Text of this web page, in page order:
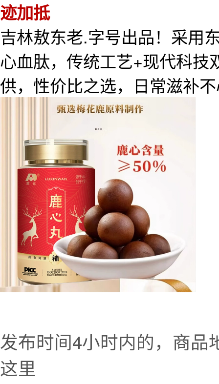
迹加抵
吉林敖东老.字号出品！采用
心血肽，传统工艺+现代科技
供，性价比之选，日常滋补
发布时间4小时内的，商品
这里